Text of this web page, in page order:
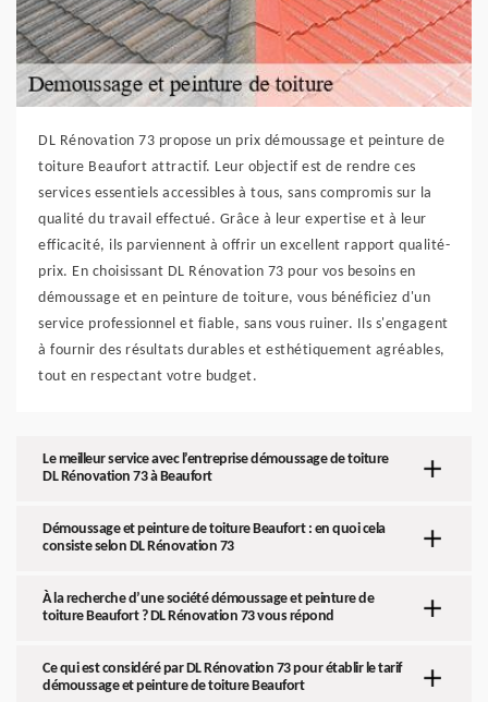
DL Rénovation 73 propose un prix démoussage et peinture de
toiture Beaufort attractif. Leur objectif est de rendre ces
services essentiels accessibles à tous, sans compromis sur la
qualité du travail effectué. Grâce à leur expertise et à leur
efficacité, ils parviennent à offrir un excellent rapport qualité-
prix. En choisissant DL Rénovation 73 pour vos besoins en
démoussage et en peinture de toiture, vous bénéficiez d'un
service professionnel et fiable, sans vous ruiner. Ils s'engagent
à fournir des résultats durables et esthétiquement agréables,
tout en respectant votre budget.
Le meilleur service avec l’entreprise démoussage de toiture
DL Rénovation 73 à Beaufort
Démoussage et peinture de toiture Beaufort : en quoi cela
consiste selon DL Rénovation 73
À la recherche d’une société démoussage et peinture de
toiture Beaufort ? DL Rénovation 73 vous répond
Ce qui est considéré par DL Rénovation 73 pour établir le tarif
démoussage et peinture de toiture Beaufort